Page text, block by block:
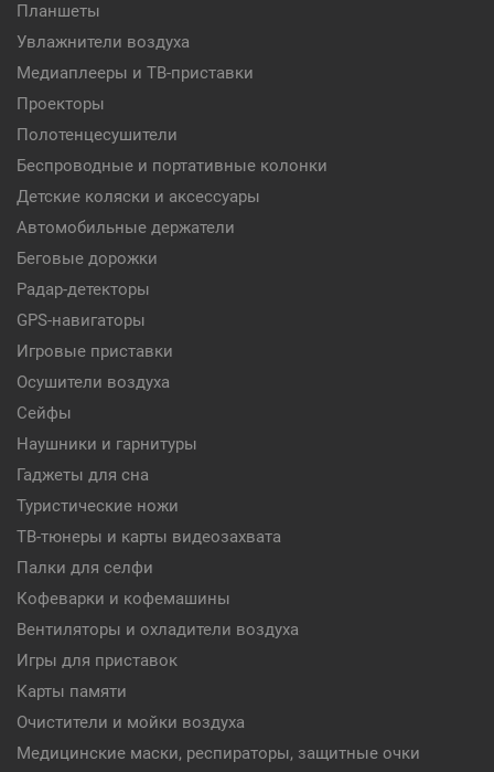
Планшеты
Увлажнители воздуха
Медиаплееры и ТВ-приставки
Проекторы
Полотенцесушители
Беспроводные и портативные колонки
Детские коляски и аксессуары
Автомобильные держатели
Беговые дорожки
Радар-детекторы
GPS-навигаторы
Игровые приставки
Осушители воздуха
Сейфы
Наушники и гарнитуры
Гаджеты для сна
Туристические ножи
ТВ-тюнеры и карты видеозахвата
Палки для селфи
Кофеварки и кофемашины
Вентиляторы и охладители воздуха
Игры для приставок
Карты памяти
Очистители и мойки воздуха
Медицинские маски, респираторы, защитные очки